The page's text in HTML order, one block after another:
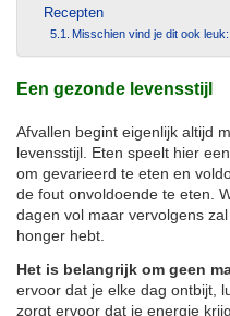
Recepten
Misschien vind je dit ook leuk:
Een gezonde levensstijl
Afvallen begint eigenlijk altijd
levensstijl. Eten speelt hier
om gevarieerd te eten en
de fout onvoldoende te eten.
dagen vol maar vervolgens
honger hebt.
Het is belangrijk om geen
ervoor dat je elke dag ontbijt,
zorgt ervoor dat je energie